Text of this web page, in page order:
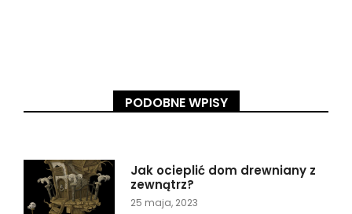
PODOBNE WPISY
Jak ocieplić dom drewniany z
zewnątrz?
25 maja, 2023